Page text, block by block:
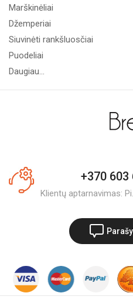
Marškinėliai
Džemperiai
Siuvinėti rankšluosčiai
Puodeliai
Daugiau...
+370 603
Klientų aptarnavimas: